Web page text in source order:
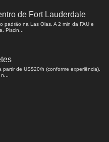
de Fort Lauderdale
padrão na Las Olas. A 2 min da FAU e
Piscin...
de US$20/h (conforme experiência).